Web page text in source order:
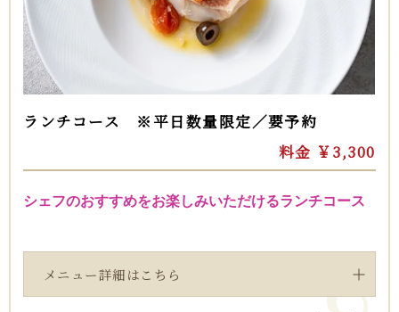
ランチコース ※平日数量限定／要予約
料金 ￥3,300
シェフのおすすめをお楽しみいただけるランチコース
メニュー詳細はこちら